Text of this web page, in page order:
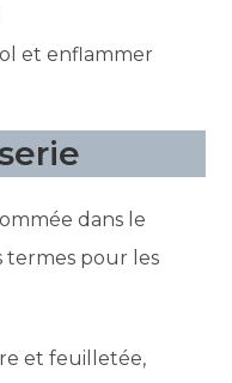
et enflammer
dans le
termes pour les
et feuilletée,